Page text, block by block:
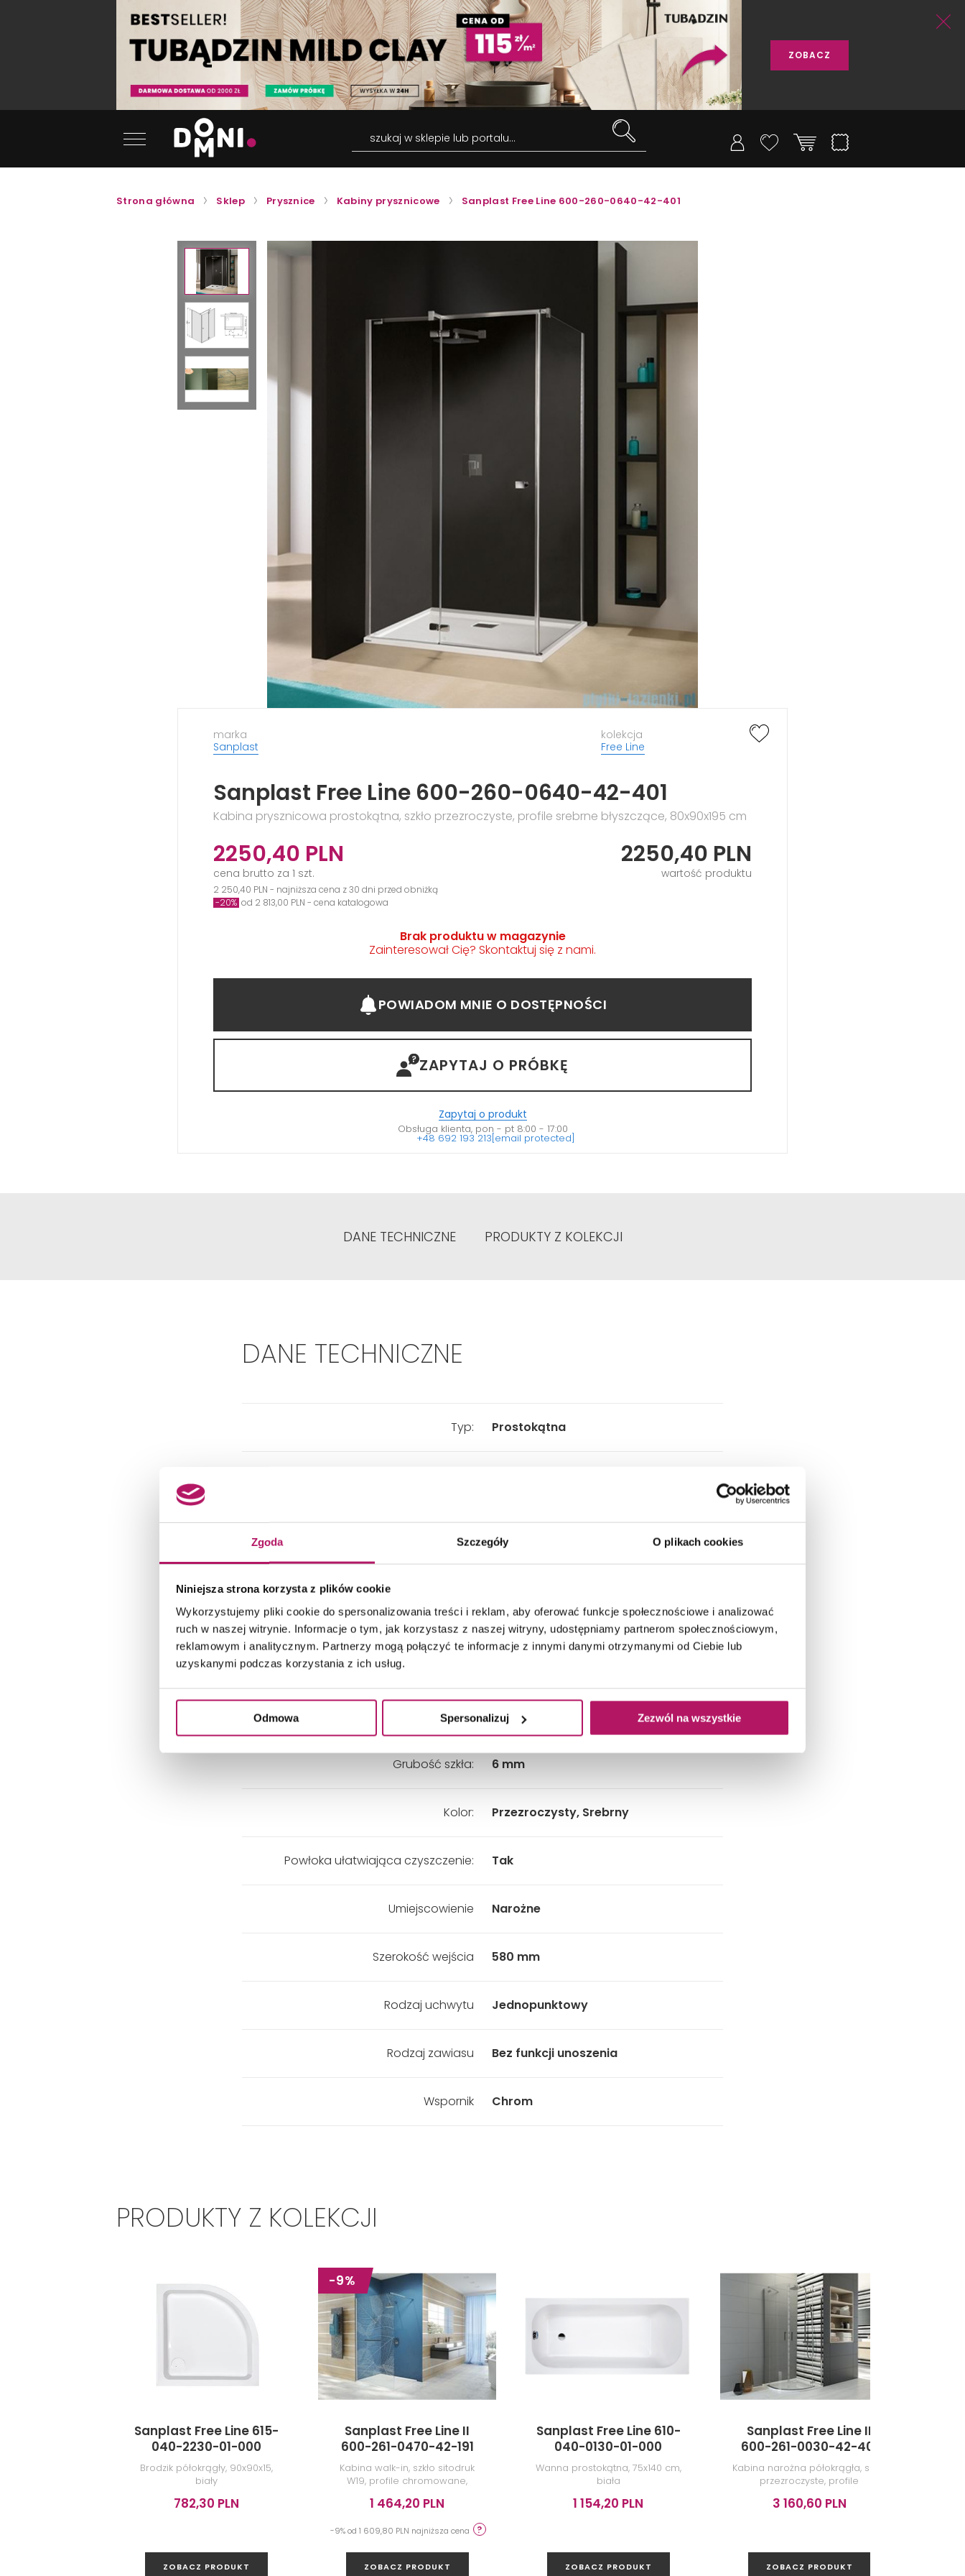
Zgoda Szczegóły O plikach cookies
Niniejsza strona korzysta z plików cookie
Wykorzystujemy pliki cookie do spersonalizowania treści i reklam, aby oferować funkcje społecznościowe i analizować
ruch w naszej witrynie. Informacje o tym, jak korzystasz z naszej witryny, udostępniamy partnerom społecznościowym,
reklamowym i analitycznym. Partnerzy mogą połączyć te informacje z innymi danymi otrzymanymi od Ciebie lub
uzyskanymi podczas korzystania z ich usług.
Odmowa Spersonalizuj Zezwól na wszystkie
ZOBACZ
szukaj w sklepie lub portalu...
Strona główna Sklep Prysznice Kabiny prysznicowe Sanplast Free Line 600-260-0640-42-401
marka
Sanplast
kolekcja
Free Line
Sanplast Free Line 600-260-0640-42-401
Kabina prysznicowa prostokątna, szkło przezroczyste, profile srebrne błyszczące, 80x90x195 cm
2250,40 PLN
cena brutto za 1 szt.
2250,40 PLN
wartość produktu
2 250,40 PLN - najniższa cena z 30 dni przed obniżką
-20% od 2 813,00 PLN - cena katalogowa
Brak produktu w magazynie
Zainteresował Cię? Skontaktuj się z nami.
POWIADOM MNIE O DOSTĘPNOŚCI
ZAPYTAJ O PRÓBKĘ
Zapytaj o produkt
Obsługa klienta, pon - pt 8:00 - 17:00
+48 692 193 213[email protected]
DANE TECHNICZNE PRODUKTY Z KOLEKCJI
DANE TECHNICZNE
Typ: Prostokątna
Szerokość: 900 mm
Wysokość: 1950 mm
Materiał: Szkło
Grubość szkła: 6 mm
Kolor: Przezroczysty, Srebrny
Powłoka ułatwiająca czyszczenie: Tak
Umiejscowienie Narożne
Szerokość wejścia 580 mm
Rodzaj uchwytu Jednopunktowy
Rodzaj zawiasu Bez funkcji unoszenia
Wspornik Chrom
PRODUKTY Z KOLEKCJI
Sanplast Free Line 615-
040-2230-01-000
Brodzik półokrągły, 90x90x15,
biały
782,30 PLN
ZOBACZ PRODUKT
-9%
Sanplast Free Line II
600-261-0470-42-191
Kabina walk-in, szkło sitodruk
W19, profile chromowane,
1 464,20 PLN
-9% od 1 609,80 PLN najniższa cena
ZOBACZ PRODUKT
Sanplast Free Line 610-
040-0130-01-000
Wanna prostokątna, 75x140 cm,
biała
1 154,20 PLN
ZOBACZ PRODUKT
Sanplast Free Line II
600-261-0030-42-401
Kabina narożna półokrągła, szkło
przezroczyste, profile
3 160,60 PLN
ZOBACZ PRODUKT